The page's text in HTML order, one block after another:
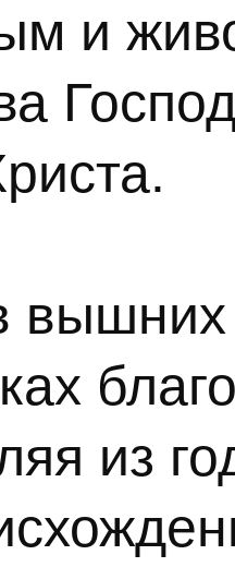
и
вышних
из